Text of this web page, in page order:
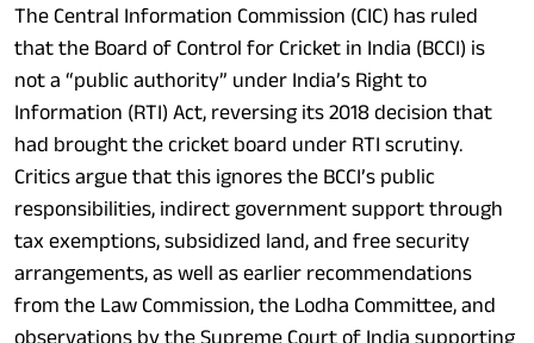
The Central Information Commission (CIC) has ruled
that the Board of Control for Cricket in India (BCCI) is
not a “public authority” under India’s Right to
Information (RTI) Act, reversing its 2018 decision that
had brought the cricket board under RTI scrutiny.
Critics argue that this ignores the BCCI’s public
responsibilities, indirect government support through
tax exemptions, subsidized land, and free security
arrangements, as well as earlier recommendations
from the Law Commission, the Lodha Committee, and